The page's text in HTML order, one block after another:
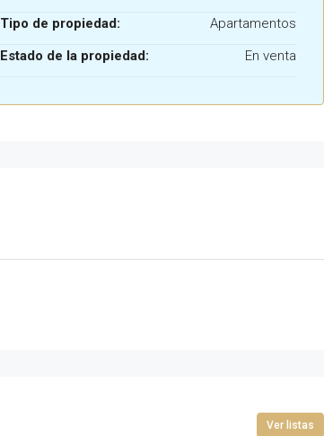
Tipo de propiedad:
Apartamentos
Estado de la propiedad:
En venta
Ver listas